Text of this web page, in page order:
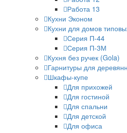
Работа 13
Кухни Эконом
Кухни для домов
Серия П-44
Серия П-3М
Кухня без ручек (Gola)
Гарнитуры для
Шкафы-купе
Для прихожей
Для гостиной
Для спальни
Для детской
Для офиса